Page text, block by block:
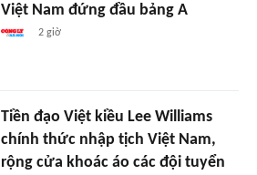
Việt Nam đứng đầu bảng A
2 giờ
Tiền đạo Việt kiều Lee Williams
chính thức nhập tịch Việt Nam,
rộng cửa khoác áo các đội tuyển